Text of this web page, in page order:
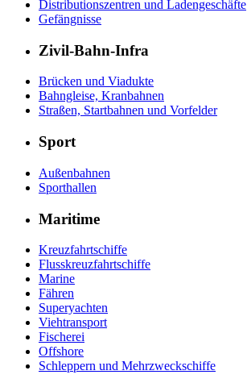
Distributionszentren und Ladengeschäfte
Gefängnisse
Zivil-Bahn-Infra
Brücken und Viadukte
Bahngleise, Kranbahnen
Straßen, Startbahnen und Vorfelder
Sport
Außenbahnen
Sporthallen
Maritime
Kreuzfahrtschiffe
Flusskreuzfahrtschiffe
Marine
Fähren
Superyachten
Viehtransport
Fischerei
Offshore
Schleppern und Mehrzweckschiffe